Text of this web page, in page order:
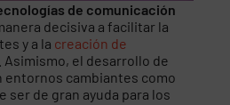
de comunicación
decisiva a facilitar la
y a la creación de
. Asimismo, el desarrollo de
entornos cambiantes como
ser de gran ayuda para los